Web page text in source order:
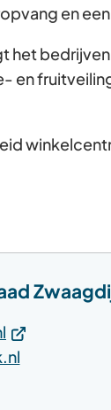
en
het
en
(Verwijst
naar(Verwijst